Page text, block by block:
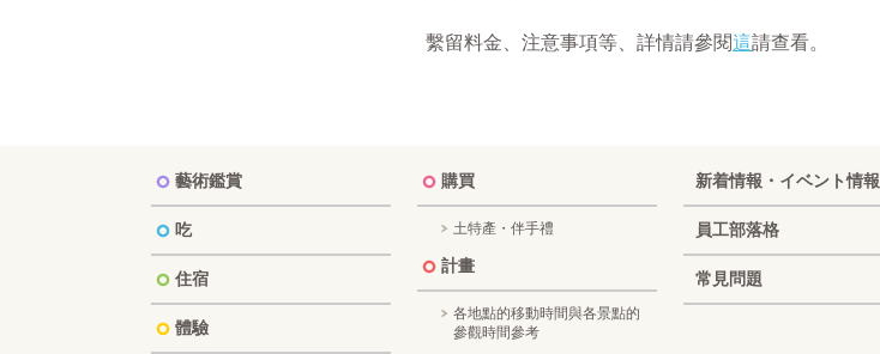
繫留料金、注意事項等、詳情請參閱這請查看。
藝術鑑賞
吃
住宿
體驗
購買
土特產・伴手禮
計畫
各地點的移動時間與各景點的
參觀時間參考
新着情報・イベント情報
員工部落格
常見問題